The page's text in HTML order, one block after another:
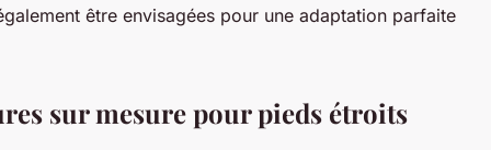
être envisagées pour une adaptation parfaite
sur mesure pour pieds étroits